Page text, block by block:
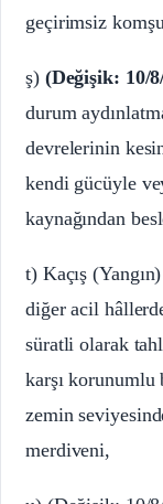
geçirimsiz komşu
ş) (Değişik: 10/
durum
devrelerinin
kendi gücüyle
kaynağından
t) Kaçış
diğer acil
süratli olarak
karşı
zemin
merdiveni,